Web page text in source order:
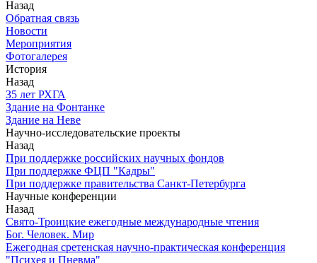
Назад
Обратная связь
Новости
Мероприятия
Фотогалерея
История
Назад
З5 лет РХГА
Здание на Фонтанке
Здание на Неве
Научно-исследовательские проекты
Назад
При поддержке российских научных фондов
При поддержке ФЦП "Кадры"
При поддержке правительства Санкт-Петербурга
Научные конференции
Назад
Свято-Троицкие ежегодные международные чтения
Бог. Человек. Мир
Ежегодная сретенская научно-практическая конференция
"Психея и Пневма"